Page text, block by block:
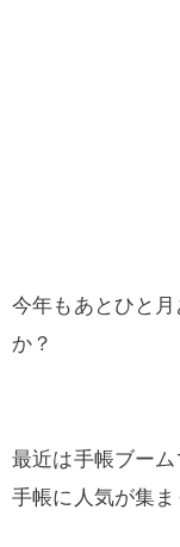
今年もあとひと
か？
最近は手帳ブー
手帳に人気が集ま